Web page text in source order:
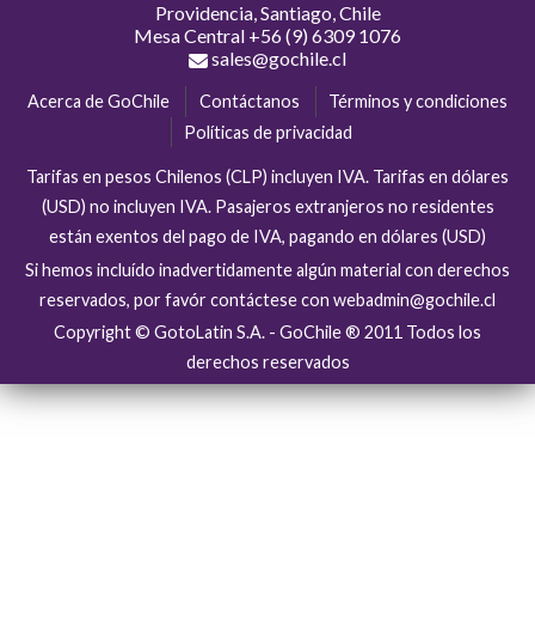
Providencia, Santiago, Chile
Mesa Central +56 (9) 6309 1076
sales@gochile.cl
Acerca de GoChile Contáctanos
Términos y condiciones
Políticas de privacidad
Tarifas en pesos Chilenos (CLP) incluyen IVA. Tarifas en dólares
(USD) no incluyen IVA. Pasajeros extranjeros no residentes
están exentos del pago de IVA, pagando en dólares (USD)
Si hemos incluído inadvertidamente algún material con derechos
reservados, por favór contáctese con webadmin@gochile.cl
Copyright © GotoLatin S.A. - GoChile ® 2011 Todos los
derechos reservados